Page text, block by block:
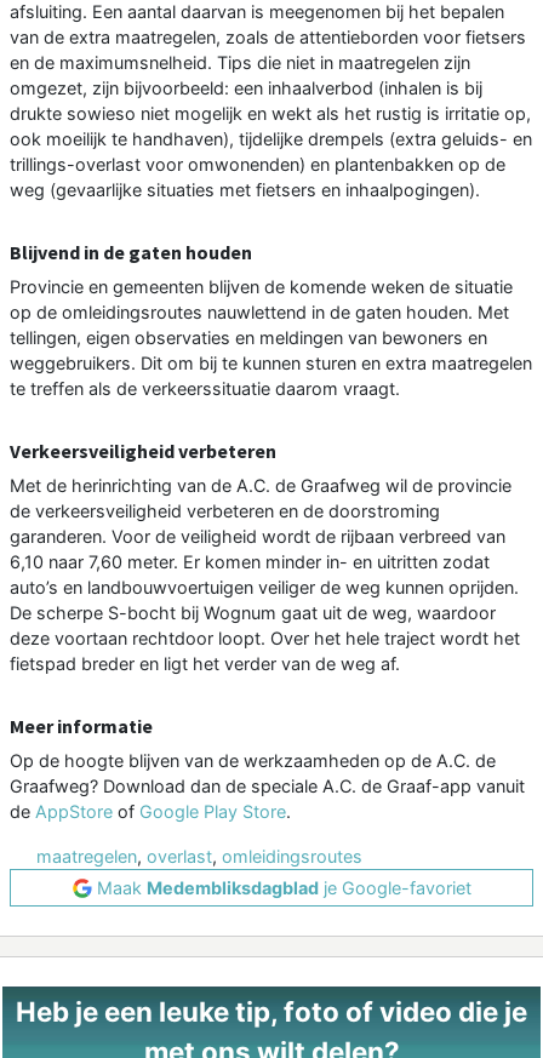
afsluiting. Een aantal daarvan is meegenomen bij het bepalen
van de extra maatregelen, zoals de attentieborden voor fietsers
en de maximumsnelheid. Tips die niet in maatregelen zijn
omgezet, zijn bijvoorbeeld: een inhaalverbod (inhalen is bij
drukte sowieso niet mogelijk en wekt als het rustig is irritatie op,
ook moeilijk te handhaven), tijdelijke drempels (extra geluids- en
trillings-overlast voor omwonenden) en plantenbakken op de
weg (gevaarlijke situaties met fietsers en inhaalpogingen).
Blijvend in de gaten houden
Provincie en gemeenten blijven de komende weken de situatie
op de omleidingsroutes nauwlettend in de gaten houden. Met
tellingen, eigen observaties en meldingen van bewoners en
weggebruikers. Dit om bij te kunnen sturen en extra maatregelen
te treffen als de verkeerssituatie daarom vraagt.
Verkeersveiligheid verbeteren
Met de herinrichting van de A.C. de Graafweg wil de provincie
de verkeersveiligheid verbeteren en de doorstroming
garanderen. Voor de veiligheid wordt de rijbaan verbreed van
6,10 naar 7,60 meter. Er komen minder in- en uitritten zodat
auto’s en landbouwvoertuigen veiliger de weg kunnen oprijden.
De scherpe S-bocht bij Wognum gaat uit de weg, waardoor
deze voortaan rechtdoor loopt. Over het hele traject wordt het
fietspad breder en ligt het verder van de weg af.
Meer informatie
Op de hoogte blijven van de werkzaamheden op de A.C. de
Graafweg? Download dan de speciale A.C. de Graaf-app vanuit
de AppStore of Google Play Store.
maatregelen, overlast, omleidingsroutes
Maak Medembliksdagbladje Google-favoriet
Heb je een leuke tip, foto of video die je
met ons wilt delen?